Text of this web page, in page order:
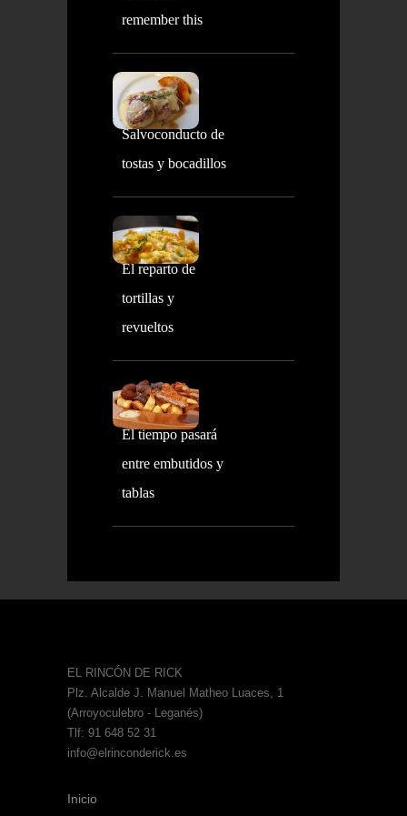
remember this
Salvoconducto de
tostas y bocadillos
El reparto de
tortillas y
revueltos
El tiempo pasará
entre embutidos y
tablas
EL RINCÓN DE RICK
Plz. Alcalde J. Manuel Matheo Luaces, 1
(Arroyoculebro - Leganés)
Tlf: 91 648 52 31
info@elrinconderick.es
Inicio